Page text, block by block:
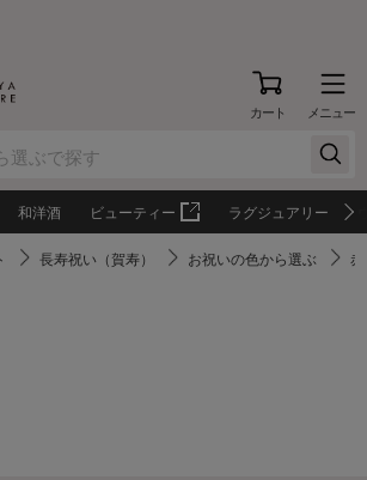
カート メニュー
和洋酒 ビューティー ラグジュアリー
長寿祝い（賀寿） お祝いの色から選ぶ